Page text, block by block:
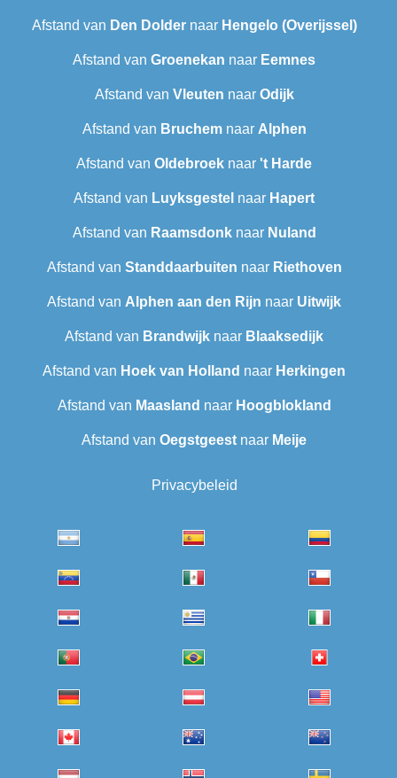
Afstand van Den Doldernaar Hengelo (Overijssel)
Afstand van Groenekan naar Eemnes
Afstand van Vleuten naar Odijk
Afstand van Bruchemnaar Alphen
Afstand van Oldebroek naar 't Harde
Afstand van Luyksgestel naar Hapert
Afstand van Raamsdonknaar Nuland
Afstand van Standdaarbuiten naar Riethoven
Afstand van Alphen aan den Rijn naar Uitwijk
Afstand van Brandwijk naar Blaaksedijk
Afstand van Hoek van Holland naar Herkingen
Afstand van Maasland naar Hoogblokland
Afstand van Oegstgeest naar Meije
Privacybeleid